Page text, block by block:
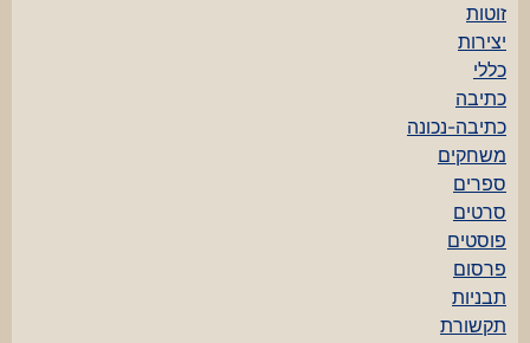
זוטות
יצירות
כללי
כתיבה
כתיבה-נכונה
משחקים
ספרים
סרטים
פוסטים
פרסום
תבניות
תקשורת